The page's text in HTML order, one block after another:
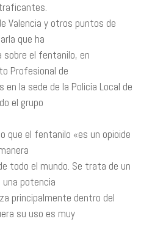
Valencia y otros puntos de
que ha
el fentanilo, en
Profesional de
en la sede de la Policía Local de
el grupo
que el fentanilo «es un opioide
todo el mundo. Se trata de un
potencia
principalmente dentro del
su uso es muy